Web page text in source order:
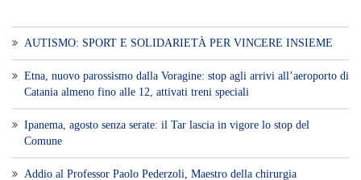
AUTISMO: SPORT E SOLIDARIETÀ PER VINCERE INSIEME
Etna, nuovo parossismo dalla Voragine: stop agli arrivi all’aeroporto di
Catania almeno fino alle 12, attivati treni speciali
Ipanema, agosto senza serate: il Tar lascia in vigore lo stop del
Comune
Addio al Professor Paolo Pederzoli, Maestro della chirurgia